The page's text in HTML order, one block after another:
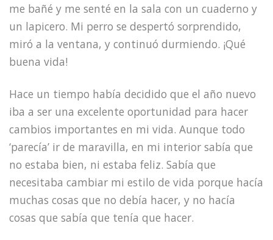
me bañé y me senté en la sala con un cuaderno y
un lapicero. Mi perro se despertó sorprendido,
miró a la ventana, y continuó durmiendo. ¡Qué
buena vida!
Hace un tiempo había decidido que el año nuevo
iba a ser una excelente oportunidad para hacer
cambios importantes en mi vida. Aunque todo
‘parecía’ ir de maravilla, en mi interior sabía que
no estaba bien, ni estaba feliz. Sabía que
necesitaba cambiar mi estilo de vida porque hacía
muchas cosas que no debía hacer, y no hacía
cosas que sabía que tenía que hacer.